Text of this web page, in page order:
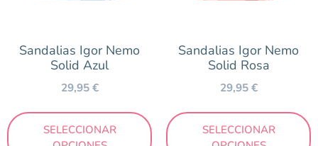
Sandalias Igor Nemo
Solid Azul
29,95€
SELECCIONAR
Sandalias Igor Nemo
Solid Rosa
29,95€
SELECCIONAR